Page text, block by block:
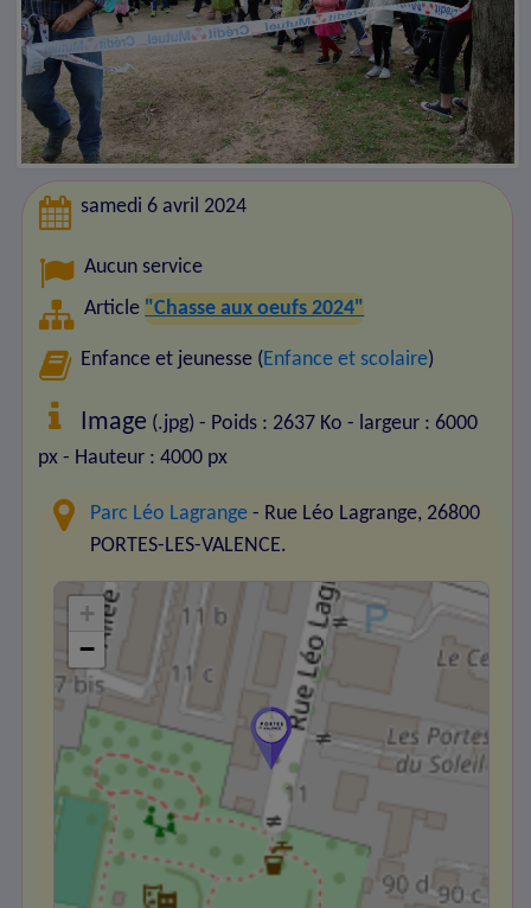
samedi 6 avril 2024
Aucun service
Article "Chasse aux oeufs 2024"
Enfance et jeunesse ( Enfance et scolaire)
Image (.jpg) - Poids : 2637 Ko - largeur : 6000
px - Hauteur : 4000 px
Parc Léo Lagrange - Rue Léo Lagrange, 26800
PORTES-LES-VALENCE.
+
−